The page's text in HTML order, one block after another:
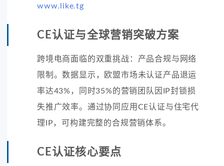
www.like.tg
CE认证与全球营销突破方案
跨境电商面临的双重挑战：产品合规与网络
限制。数据显示，欧盟市场未认证产品退运
率达43%，同时35%的营销团队因IP封锁损
失推广效率。通过协同应用CE认证与住宅代
理IP，可构建完整的合规营销体系。
CE认证核心要点